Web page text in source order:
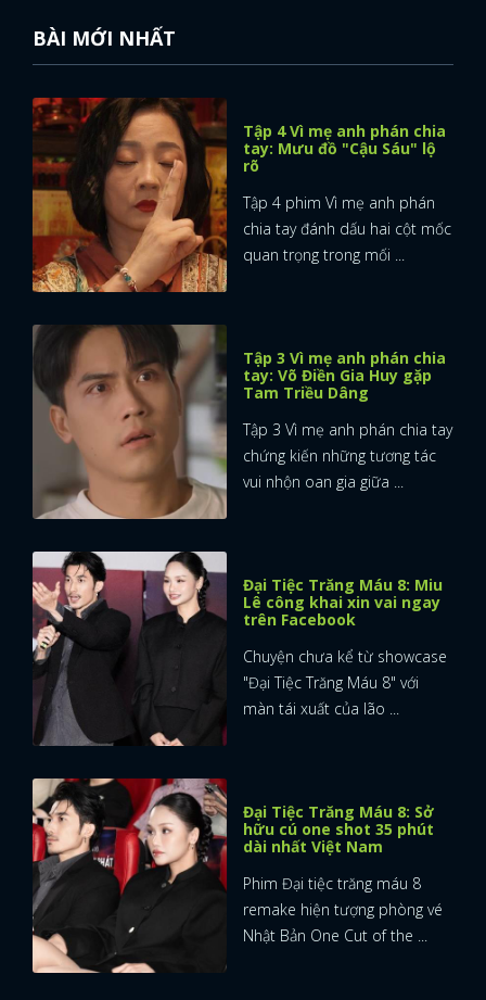
BÀI MỚI NHẤT
Tập 4 Vì mẹ anh phán chia
tay: Mưu đồ "Cậu Sáu" lộ
rõ
Tập 4 phim Vì mẹ anh phán
chia tay đánh dấu hai cột mốc
quan trọng trong mối ...
Tập 3 Vì mẹ anh phán chia
tay: Võ Điền Gia Huy gặp
Tam Triều Dâng
Tập 3 Vì mẹ anh phán chia tay
chứng kiến những tương tác
vui nhộn oan gia giữa ...
Đại Tiệc Trăng Máu 8: Miu
Lê công khai xin vai ngay
trên Facebook
Chuyện chưa kể từ showcase
"Đại Tiệc Trăng Máu 8" với
màn tái xuất của lão ...
Đại Tiệc Trăng Máu 8: Sở
hữu cú one shot 35 phút
dài nhất Việt Nam
Phim Đại tiệc trăng máu 8
remake hiện tượng phòng vé
Nhật Bản One Cut of the ...